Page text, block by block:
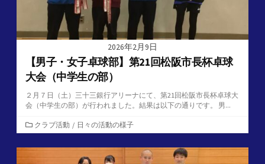
2026年2月9日
【男子・女子卓球部】第21回松阪市長杯卓球
大会（中学生の部）
２月７日（土）三十三銀行アリーナにて、第21回松阪市長杯卓球大
会（中学生の部）が行われました。結果は以下の通りです。 男...
カ
テ
ゴ
リ
クラブ活動 / 日々の活動の様子